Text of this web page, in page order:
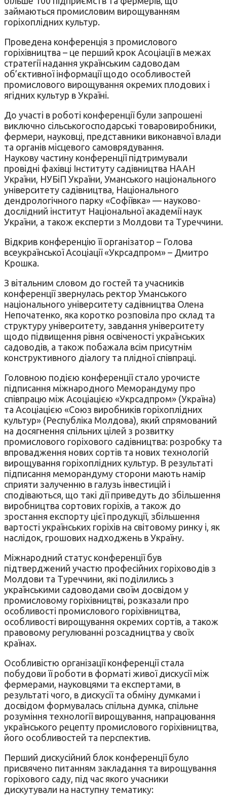
займаються промисловим вирощуванням
горіхоплідних культур.
Проведена конференція з промислового
горіхівництва – це перший крок Асоціації в межах
стратегії надання українським садоводам
об’єктивної інформації щодо особливостей
промислового вирощування окремих плодових і
ягідних культур в Україні.
До участі в роботі конференції були запрошені
виключно сільськогосподарські товаровиробники,
фермери, науковці, представники виконавчої влади
та органів місцевого самоврядування.
Наукову частину конференції підтримували
провідні фахівці Інституту садівництва НААН
України, НУБіП України, Уманського національного
університету садівництва, Національного
дендрологічного парку «Софіївка» — науково-
дослідний інститут Національної академії наук
України, а також експерти з Молдови та Туреччини.
Відкрив конференцію її організатор – Голова
всеукраїнської Асоціації «Укрсадпром» – Дмитро
Крошка.
З вітальним словом до гостей та учасників
конференції звернулась ректор Уманського
національного університету садівництва Олена
Непочатенко, яка коротко розповіла про склад та
структуру університету, завдання університету
щодо підвищення рівня освіченості українських
садоводів, а також побажала всім присутнім
конструктивного діалогу та плідної співпраці.
Головною подією конференції стало урочисте
підписання міжнародного Меморандуму про
співпрацю між Асоціацією «Укрсадпром» (Україна)
та Асоціацією «Союз виробників горіхоплідних
культур» (Республіка Молдова), який спрямований
на досягнення спільних цілей з розвитку
промислового горіхового садівництва: розробку та
впровадження нових сортів та нових технологій
вирощування горіхоплідних культур. В результаті
підписання меморандуму сторони мають намір
сприяти залученню в галузь інвестицій і
сподіваються, що такі дії приведуть до збільшення
виробництва сортових горіхів, а також до
зростання експорту цієї продукції, збільшення
вартості українських горіхів на світовому ринку і, як
наслідок, грошових надходжень в Україну.
Міжнародний статус конференції був
підтверджений участю професійних горіховодів з
Молдови та Туреччини, які поділились з
українськими садоводами своїм досвідом у
промисловому горіхівництві, розказали про
особливості промислового горіхівництва,
особливості вирощування окремих сортів, а також
правовому регулюванні розсадництва у своїх
країнах.
Особливістю організації конференції стала
побудови її роботи в форматі живої дискусії між
фермерами, науковцями та експертами, в
результаті чого, в дискусії та обміну думками і
досвідом формувалась спільна думка, спільне
розуміння технології вирощування, напрацювання
українського рецепту промислового горіхівництва,
його особливостей та перспектив.
Перший дискусійний блок конференції було
присвячено питанням закладання та вирощування
горіхового саду, під час якого учасники
дискутували на наступну тематику: